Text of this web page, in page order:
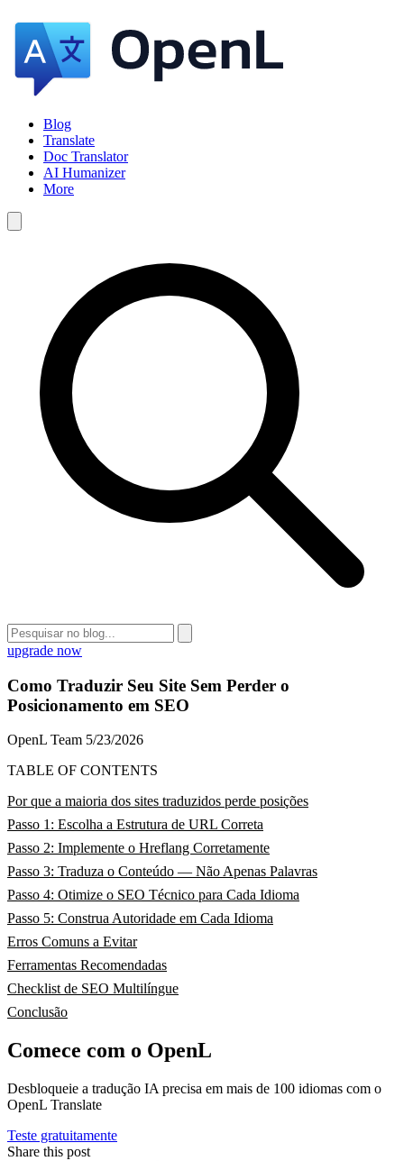
Blog
Translate
Doc Translator
AI Humanizer
More
upgrade now
Como Traduzir Seu Site Sem Perder o
Posicionamento em SEO
OpenL Team 5/23/2026
TABLE OF CONTENTS
Por que a maioria dos sites traduzidos perde posições
Passo 1: Escolha a Estrutura de URL Correta
Passo 2: Implemente o Hreflang Corretamente
Passo 3: Traduza o Conteúdo — Não Apenas Palavras
Passo 4: Otimize o SEO Técnico para Cada Idioma
Passo 5: Construa Autoridade em Cada Idioma
Erros Comuns a Evitar
Ferramentas Recomendadas
Checklist de SEO Multilíngue
Conclusão
Comece com o OpenL
Desbloqueie a tradução IA precisa em mais de 100 idiomas com o
OpenL Translate
Teste gratuitamente
Share this post